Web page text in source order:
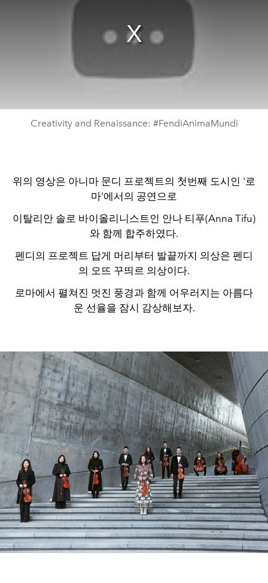
Creativity and Renaissance: #FendiAnimaMundi
위의 영상은 아니마 문디 프로젝트의 첫번째 도시인 '로
마'에서의 공연으로
이탈리안 솔로 바이올리니스트인 안나 티푸(Anna Tifu)
와 함께 합주하였다.
펜디의 프로젝트 답게 머리부터 발끝까지 의상은 펜디
의 오뜨 꾸띄르 의상이다.
로마에서 펼쳐진 멋진 풍경과 함께 어우러지는 아름다
운 선율을 잠시 감상해보자.